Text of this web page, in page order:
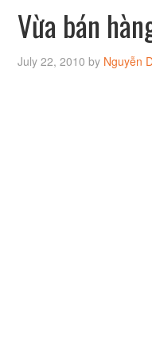
Vừa bán
July 22, 2010 by Nguyễn